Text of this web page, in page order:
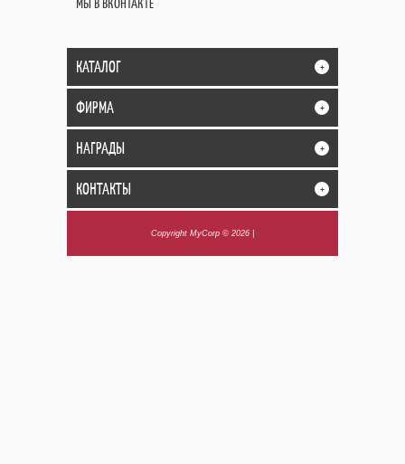
МЫ В ВКОНТАКТЕ
КАТАЛОГ +
ФИРМА +
НАГРАДЫ +
КОНТАКТЫ +
Copyright MyCorp © 2026